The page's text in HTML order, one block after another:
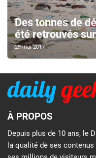
Des tonnes de
été retrouvés
29 mai 2017
À PROPOS
Depuis plus de 10 ans, le
la qualité de ses